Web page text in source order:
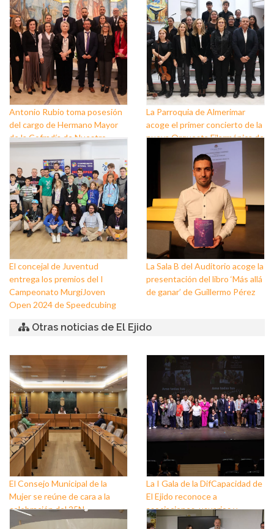
Antonio Rubio toma posesión
del cargo de Hermano Mayor
de la Cofradía de Nuestro
Padre Jesús Nazareno y
Nuestra Señora de los Dolores
de Balerma
La Parroquia de Almerimar
acoge el primer concierto de la
nueva Orquesta Filarmónica de
El concejal de Juventud
entrega los premios del I
Campeonato MurgiJoven
Open 2024 de Speedcubing
La Sala B del Auditorio acoge la
presentación del libro ‘Más allá
de ganar’ de Guillermo Pérez
Otras noticias de El Ejido
El Consejo Municipal de la
Mujer se reúne de cara a la
celebración del 25N
La I Gala de la DifCapacidad de
El Ejido reconoce a
asociaciones, usuarios y
personas que trabajan a favor